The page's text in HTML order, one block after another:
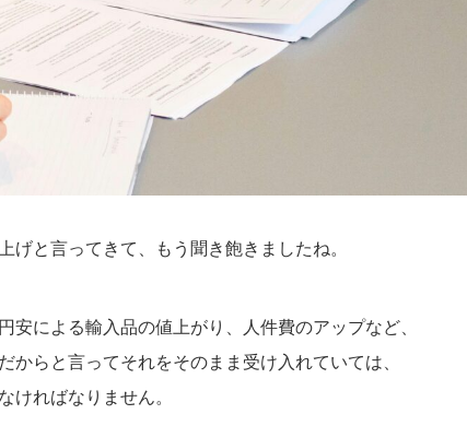
げと言ってきて、もう聞き飽きましたね。
安による輸入品の値上がり、人件費のアップなど、
からと言ってそれをそのまま受け入れていては、
ければなりません。